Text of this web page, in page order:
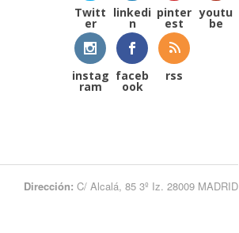
Twitt
er
linkedi
n
pinter
est
youtu
be
instag
ram
faceb
ook
rss
Dirección: C/ Alcalá, 85 3º Iz. 28009 MADRID